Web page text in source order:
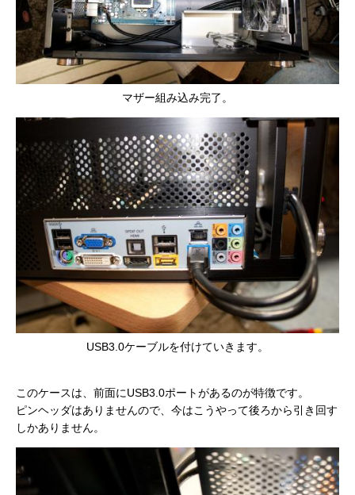
マザー組み込み完了。
USB3.0ケーブルを付けていきます。
このケースは、前面にUSB3.0ポートがあるのが特徴です。
ピンヘッダはありませんので、今はこうやって後ろから引き回す
しかありません。